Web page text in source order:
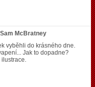
McBratney
vyběhli do krásného dne.
Jak to dopadne?